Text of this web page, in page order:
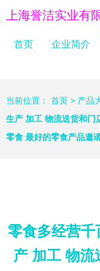
上海誉洁实业有
首页 企业简介
当前位置： 首页 > 产品
生产 加工 物流送货和门
零食 最好的零食产品邀
零食多经营
产 加工 物流